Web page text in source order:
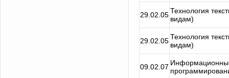
29.02.05Технология
видам)
29.02.05Технология
видам)
09.02.07